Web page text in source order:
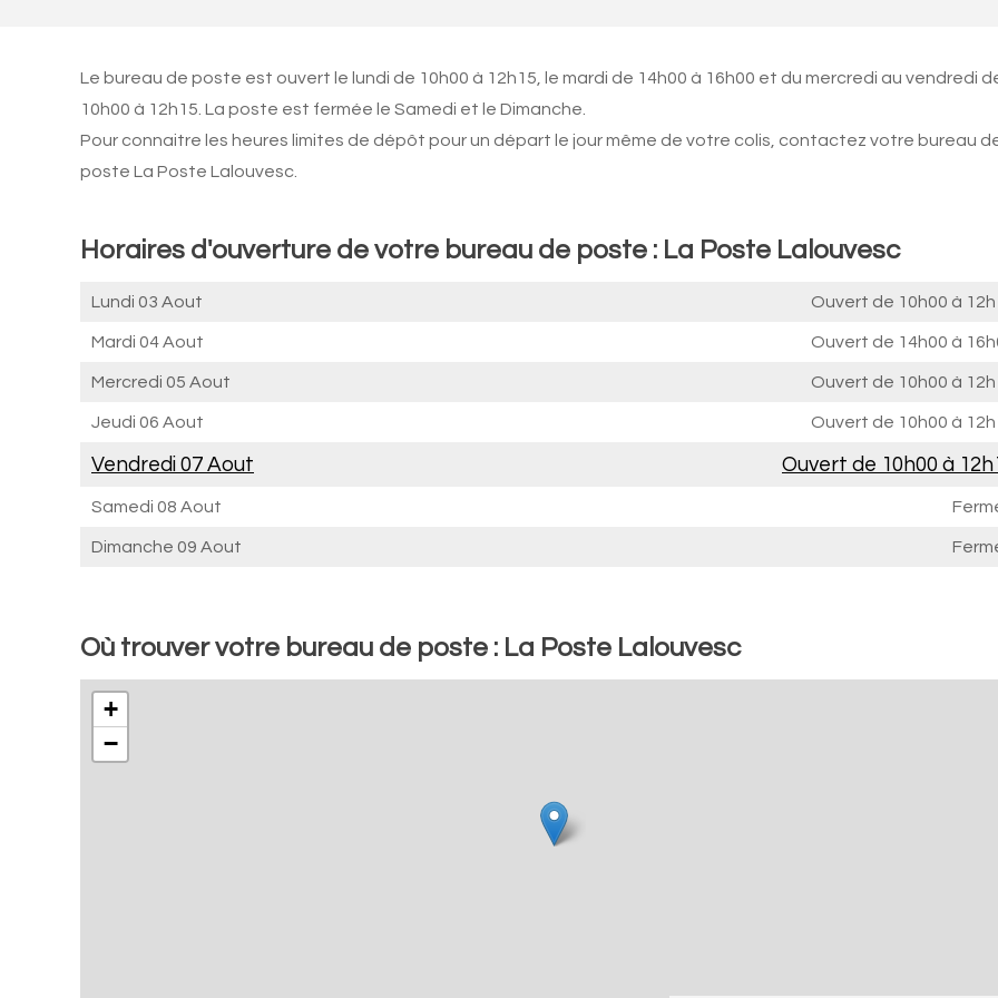
Le bureau de poste est ouvert le lundi de 10h00 à 12h15, le mardi de 14h00 à 16h00 et du mercredi au vendredi
10h00 à 12h15. La poste est fermée le Samedi et le Dimanche.
Pour connaitre les heures limites de dépôt pour un départ le jour même de votre colis, contactez votre bureau
poste La Poste Lalouvesc.
Horaires d'ouverture de votre bureau de poste : La Poste Lalouvesc
Lundi 03 Aout Ouvert de 10h00 à
Mardi 04 Aout Ouvert de 14h00 à
Mercredi 05 Aout Ouvert de 10h00 à
Jeudi 06 Aout Ouvert de 10h00 à
Vendredi 07 Aout Ouvert de 10h00 à
Samedi 08 Aout
Dimanche 09 Aout
Où trouver votre bureau de poste : La Poste Lalouvesc
+
−